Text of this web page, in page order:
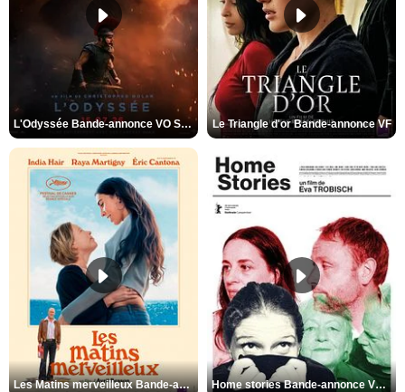
L'Odyssée Bande-annonce VO STFR Le Triangle d'or Bande-annonce VF
Les Matins merveilleux Bande-annonce VF Home stories Bande-annonce VO STFR